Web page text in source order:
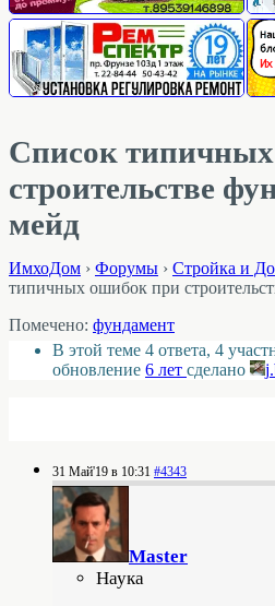
Список
строительстве
мейд
ИмхоДом › Форумы › Стройка и
типичных ошибок при
Помечено: фундамент
В этой теме 4 ответа, 4
обновление 6 лет сделано
31 Май'19 в 10:31 #4343
Master
Наука